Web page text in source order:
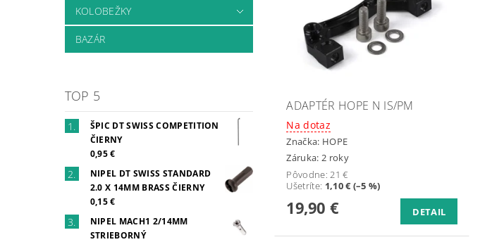
KOLOBEŽKY
BAZÁR
TOP 5
ŠPIC DT SWISS COMPETITION
ČIERNY
0,95 €
NIPEL DT SWISS STANDARD
2.0 X 14MM BRASS ČIERNY
0,15 €
NIPEL MACH1 2/14MM
STRIEBORNÝ
ADAPTÉR HOPE N IS/PM
Na dotaz
Značka: HOPE
Záruka: 2 roky
Pôvodne:21 €
Ušetríte: 1,10 € (–5 %)
19,90 € DETAIL